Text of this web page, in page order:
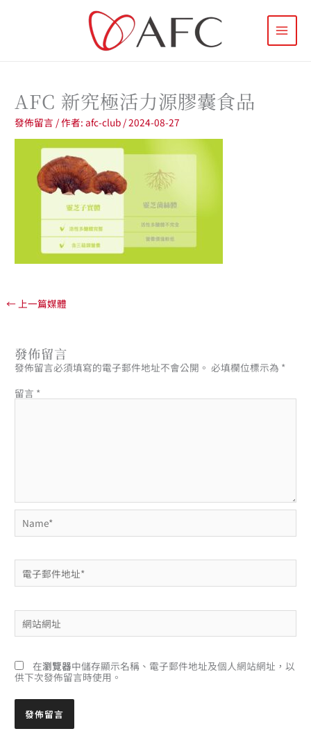
AFC 新究極活力源膠囊食品
發佈留言 / 作者:afc-club /2024-08-27
← 上一篇媒體
發佈留言
發佈留言必須填寫的電子郵件地址不會公開。 必填欄位標示為 *
留言 *
Name*
電
子
郵
地
址
網
站
網
在瀏覽器中儲存顯示名稱、電子郵件地址及個人網站網址，以
供下次發佈留言時使用。